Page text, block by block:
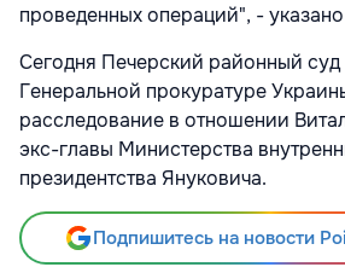
проведенных операций", -
Cегодня Печерский районный
Генеральной прокуратуре
расследование в отношении
экс-главы Министерства
президентства Януковича.
Подпишитесь на новости